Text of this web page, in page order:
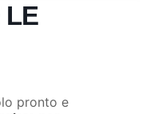
LE
pronto e